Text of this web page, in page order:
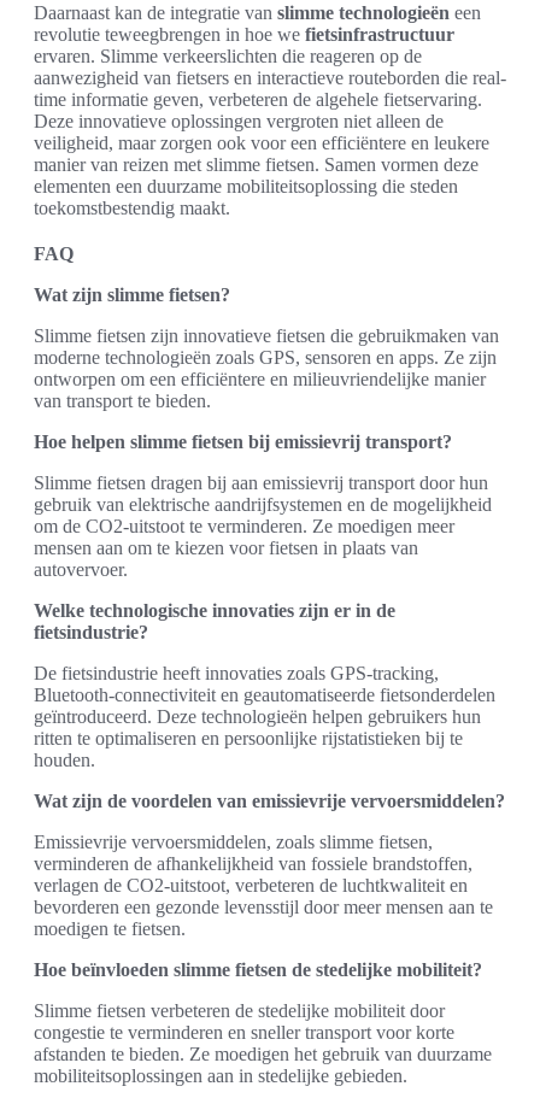
Daarnaast kan de integratie van slimme technologieën een
revolutie teweegbrengen in hoe we fietsinfrastructuur
ervaren. Slimme verkeerslichten die reageren op de
aanwezigheid van fietsers en interactieve routeborden die real-
time informatie geven, verbeteren de algehele fietservaring.
Deze innovatieve oplossingen vergroten niet alleen de
veiligheid, maar zorgen ook voor een efficiëntere en leukere
manier van reizen met slimme fietsen. Samen vormen deze
elementen een duurzame mobiliteitsoplossing die steden
toekomstbestendig maakt.
FAQ
Wat zijn slimme fietsen?
Slimme fietsen zijn innovatieve fietsen die gebruikmaken van
moderne technologieën zoals GPS, sensoren en apps. Ze zijn
ontworpen om een efficiëntere en milieuvriendelijke manier
van transport te bieden.
Hoe helpen slimme fietsen bij emissievrij transport?
Slimme fietsen dragen bij aan emissievrij transport door hun
gebruik van elektrische aandrijfsystemen en de mogelijkheid
om de CO2-uitstoot te verminderen. Ze moedigen meer
mensen aan om te kiezen voor fietsen in plaats van
autovervoer.
Welke technologische innovaties zijn er in de
fietsindustrie?
De fietsindustrie heeft innovaties zoals GPS-tracking,
Bluetooth-connectiviteit en geautomatiseerde fietsonderdelen
geïntroduceerd. Deze technologieën helpen gebruikers hun
ritten te optimaliseren en persoonlijke rijstatistieken bij te
houden.
Wat zijn de voordelen van emissievrije vervoersmiddelen?
Emissievrije vervoersmiddelen, zoals slimme fietsen,
verminderen de afhankelijkheid van fossiele brandstoffen,
verlagen de CO2-uitstoot, verbeteren de luchtkwaliteit en
bevorderen een gezonde levensstijl door meer mensen aan te
moedigen te fietsen.
Hoe beïnvloeden slimme fietsen de stedelijke mobiliteit?
Slimme fietsen verbeteren de stedelijke mobiliteit door
congestie te verminderen en sneller transport voor korte
afstanden te bieden. Ze moedigen het gebruik van duurzame
mobiliteitsoplossingen aan in stedelijke gebieden.